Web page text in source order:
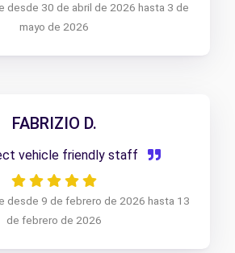
desde 30 de abril de 2026 hasta 3 de
mayo de 2026
FABRIZIO D.
vehicle friendly staff
desde 9 de febrero de 2026 hasta 13
de febrero de 2026